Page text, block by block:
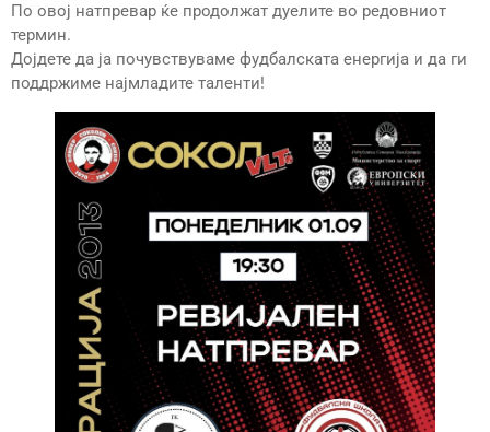
По овој натпревар ќе продолжат дуелите во редовниот
термин.
Дојдете да ја почувствуваме фудбалската енергија и да ги
поддржиме најмладите таленти!